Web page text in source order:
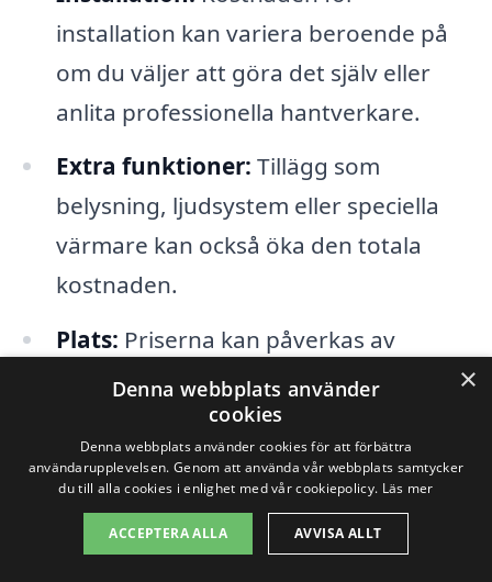
installation kan variera beroende på
om du väljer att göra det själv eller
anlita professionella hantverkare.
Extra funktioner: Tillägg som
belysning, ljudsystem eller speciella
värmare kan också öka den totala
kostnaden.
Plats: Priserna kan påverkas av
platsens specifika förhållanden såsom
tillgänglighet och eventuell behov av
anpassningar.
Att jämföra olika offerter från olika
×
Denna webbplats använder
cookies
Denna webbplats använder cookies för att förbättra
användarupplevelsen. Genom att använda vår webbplats samtycker
du till alla cookies i enlighet med vår cookiepolicy. Läs mer
ACCEPTERA ALLA AVVISA ALLT